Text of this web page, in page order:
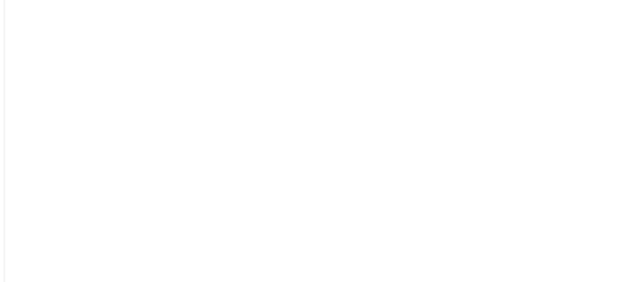
Server GoPartner Gojek